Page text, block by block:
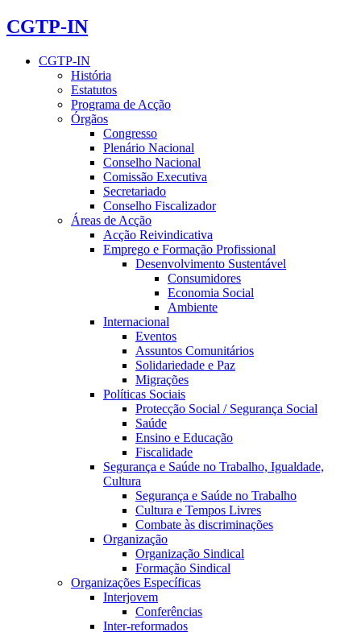
CGTP-IN
CGTP-IN
História
Estatutos
Programa de Acção
Órgãos
Congresso
Plenário Nacional
Conselho Nacional
Comissão Executiva
Secretariado
Conselho Fiscalizador
Áreas de Acção
Acção Reivindicativa
Emprego e Formação Profissional
Desenvolvimento Sustentável
Consumidores
Economia Social
Ambiente
Internacional
Eventos
Assuntos Comunitários
Solidariedade e Paz
Migrações
Políticas Sociais
Protecção Social / Segurança Social
Saúde
Ensino e Educação
Fiscalidade
Segurança e Saúde no Trabalho, Igualdade,
Cultura
Segurança e Saúde no Trabalho
Cultura e Tempos Livres
Combate às discriminações
Organização
Organização Sindical
Formação Sindical
Organizações Específicas
Interjovem
Conferências
Inter-reformados